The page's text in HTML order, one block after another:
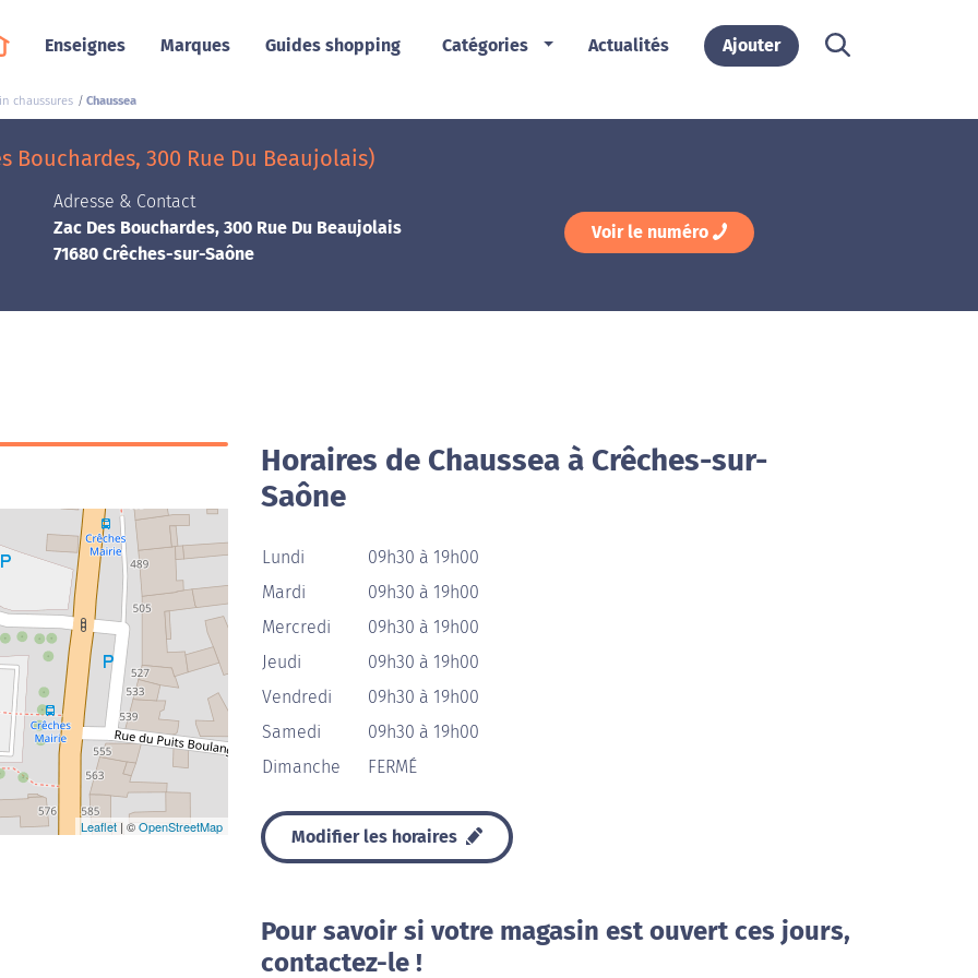
Enseignes Marques Guides shopping Catégories Actualités Ajouter
chaussures Chaussea
Bouchardes, 300 Rue Du Beaujolais)
Adresse & Contact
Zac Des Bouchardes, 300 Rue Du Beaujolais
71680 Crêches-sur-Saône
Voir le numéro
Leaflet | ©OpenStreetMap
Horaires de Chaussea à Crêches-sur-
Saône
Lundi
09h30 à 19h00
Mardi
09h30 à 19h00
Mercredi
09h30 à 19h00
Jeudi
09h30 à 19h00
Vendredi
09h30 à 19h00
Samedi
09h30 à 19h00
Dimanche
FERMÉ
Modifier les horaires
Pour savoir si votre magasin est ouvert ces jours,
contactez-le !